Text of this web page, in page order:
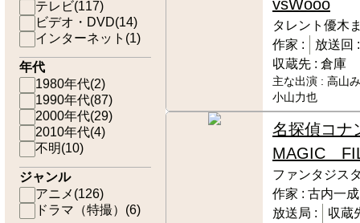
テレビ(117)
ビデオ・DVD(14)
インターネット (1)
年代
1980年代(2)
1990年代(87)
2000年代(29)
2010年代(4)
不明(10)
ジャンル
アニメ (126)
ドラマ（特撮） (6)
vsWooo
タレント優木
作家 :
放送回
収蔵先 : 倉庫
主な出演 : 高山
小山力也
名探偵コナ
MAGIC
ファンタジス
作家 : 古内一成
放送局 :
収蔵